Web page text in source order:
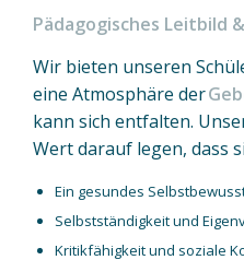
Pädagogisches Leitbild
Wir bieten unseren
eine Atmosphäre der
kann sich entfalten.
Wert darauf legen, dass
Ein gesundes
Selbstständigkeit und
Kritikfähigkeit und soziale